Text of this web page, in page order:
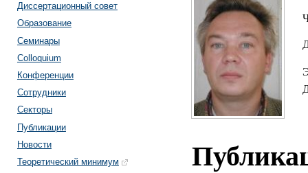
Диссертационный совет
Образование
Семинары
Colloquium
Конференции
Сотрудники
Секторы
Публикации
Новости
Теоретический минимум